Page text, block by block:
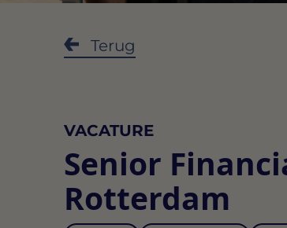
Terug
VACATURE
Senior
Rotterdam